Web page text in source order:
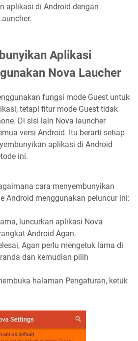
aplikasi di Android dengan
Aplikasi
Nova Laucher
fungsi mode Guest untuk
tetapi fitur mode Guest tidak
Di sisi lain Nova launcher
versi Android. Itu berarti setiap
aplikasi di Android
ini.
cara menyembunyikan
Android menggunakan peluncur ini:
luncurkan aplikasi Nova
Android Agan.
Agan perlu mengetuk lama di
dan kemudian pilih
halaman Pengaturan, ketuk